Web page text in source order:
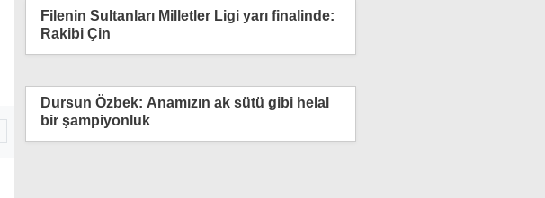
Filenin Sultanları Milletler Ligi yarı finalinde:
Rakibi Çin
Dursun Özbek: Anamızın ak sütü gibi helal
bir şampiyonluk